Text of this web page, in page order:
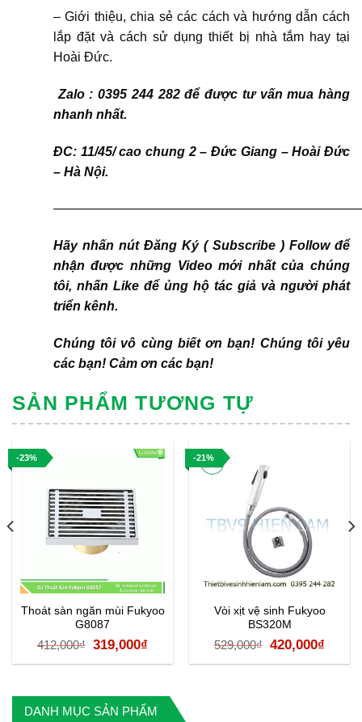
DANH MỤC SẢN PHẨM
– Giới thiệu, chia sẻ các cách và hướng dẫn cách
lắp đặt và cách sử dụng thiết bị nhà tắm hay tại
Hoài Đức.
Zalo : 0395 244 282 để được tư vấn mua hàng
nhanh nhất.
ĐC: 11/45/ cao chung 2 – Đức Giang – Hoài Đức
– Hà Nội.
Hãy nhấn nút Đăng Ký ( Subscribe ) Follow để
nhận được những Video mới nhất của chúng
tôi, nhấn Like để ủng hộ tác giả và người phát
triển kênh.
Chúng tôi vô cùng biết ơn bạn! Chúng tôi yêu
các bạn! Cảm ơn các bạn!
SẢN PHẨM TƯƠNG TỰ
-23%
Thoát sàn ngăn mùi Fukyoo
G8087
412,000₫ Giá
gốc
412,000₫.
319,000₫
hiện
là:
-21%
Vòi xịt vệ sinh Fukyoo
BS320M
529,000₫ Giá
gốc
420,000₫
hiện